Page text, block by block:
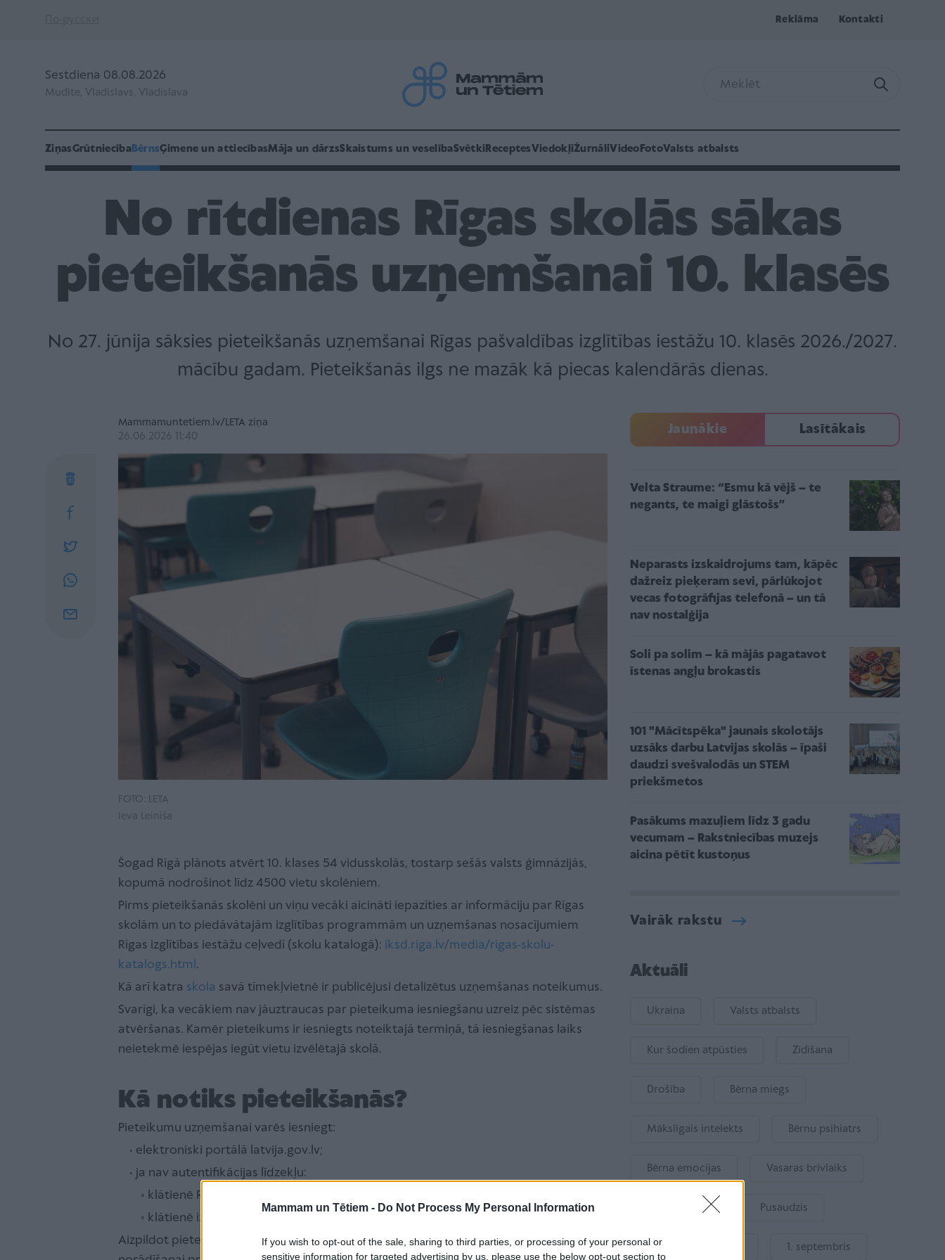
Mammam un Tētiem - Do Not Process My Personal Information
If you wish to opt-out of the sale, sharing to third parties, or processing of your personal or
sensitive information for targeted advertising by us, please use the below opt-out section to
Reklāma Kontakti
Sestdiena 08.08.2026
Mudīte, Vladislavs, Vladislava
ZiņasGrūtniecībaBērnsĢimene un attiecībasMāja un dārzsSkaistums un veselībaSvētki ReceptesViedokļiŽurnāliVideo FotoValsts atbalsts
No rītdienas Rīgas skolās sākas
pieteikšanās uzņemšanai 10. klasēs
No 27. jūnija sāksies pieteikšanās uzņemšanai Rīgas pašvaldības izglītības iestāžu 10. klasēs 2026./2027.
mācību gadam. Pieteikšanās ilgs ne mazāk kā piecas kalendārās dienas.
Mammamuntetiem.lv/LETA ziņa
26.06.2026 11:40
FOTO: LETA
Ieva Leiniša
Šogad Rīgā plānots atvērt 10. klases 54 vidusskolās, tostarp sešās valsts ģimnāzijās,
kopumā nodrošinot līdz 4500 vietu skolēniem.
Pirms pieteikšanās skolēni un viņu vecāki aicināti iepazīties ar informāciju par Rīgas
skolām un to piedāvātajām izglītības programmām un uzņemšanas nosacījumiem
Rīgas izglītības iestāžu ceļvedī (skolu katalogā): iksd.riga.lv/media/rigas-skolu-
katalogs.html.
Kā arī katra skola savā tīmekļvietnē ir publicējusi detalizētus uzņemšanas noteikumus.
Svarīgi, ka vecākiem nav jāuztraucas par pieteikuma iesniegšanu uzreiz pēc sistēmas
atvēršanas. Kamēr pieteikums ir iesniegts noteiktajā termiņā, tā iesniegšanas laiks
neietekmē iespējas iegūt vietu izvēlētajā skolā.
Kā notiks pieteikšanās?
Pieteikumu uzņemšanai varēs iesniegt:
• elektroniski portālā latvija.gov.lv;
• ja nav autentifikācijas līdzekļu:
◦ klātienē Rīgas Apkaimju iedzīvotāju centra klientu apkalpošanas centros;
◦ klātienē izvēlētajā izglītības iestādē par konkrēto skolu.
Aizpildot pieteikumu, īpaša uzmanība jāpievērš izvēlēto izglītības programmu
Jaunākie Lasītākais
Velta Straume: “Esmu kā vējš – te
negants, te maigi glāstošs”
Neparasts izskaidrojums tam, kāpēc
dažreiz pieķeram sevi, pārlūkojot
vecas fotogrāfijas telefonā – un tā
nav nostalģija
Soli pa solim – kā mājās pagatavot
īstenas angļu brokastis
101 "Mācītspēka" jaunais skolotājs
uzsāks darbu Latvijas skolās – īpaši
daudzi svešvalodās un STEM
priekšmetos
Pasākums mazuļiem līdz 3 gadu
vecumam – Rakstniecības muzejs
aicina pētīt kustoņus
Vairāk rakstu
Aktuāli
Ukraina Valsts atbalsts
Kur šodien atpūsties Zīdīšana
Drošība Bērna miegs
Mākslīgais intelekts Bērnu psihiatrs
Bērna emocijas Vasaras brīvlaiks
Bērnu drošība Pusaudzis
Gatavošanās skolai 1. septembris